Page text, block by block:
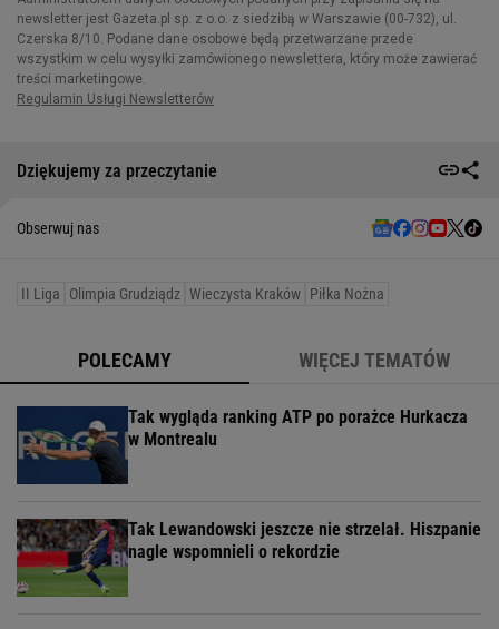
Dziękujemy za przeczytanie
Obserwuj nas
II Liga Olimpia Grudziądz Wieczysta Kraków Piłka Nożna
POLECAMY WIĘCEJ TEMATÓW
Tak wygląda ranking ATP po porażce Hurkacza
w Montrealu
Tak Lewandowski jeszcze nie strzelał. Hiszpanie
nagle wspomnieli o rekordzie